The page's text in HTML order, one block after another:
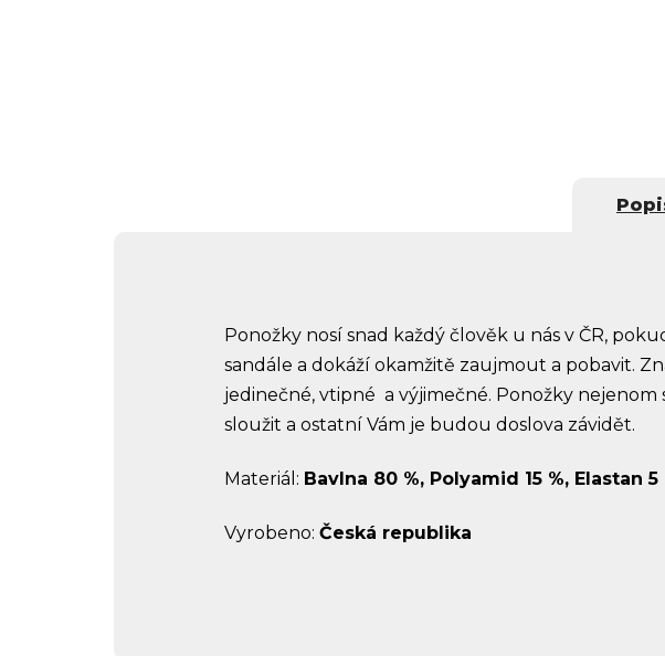
Ponožky nosí snad každý člověk u nás v ČR,
sandále a dokáží okamžitě zaujmout a pobavit.
jedinečné, vtipné a výjimečné. Ponožky
sloužit a ostatní Vám je budou doslova závidět.
Materiál: Bavlna 80 %, Polyamid 15 %, Elastan 5
Vyrobeno: Česká republika